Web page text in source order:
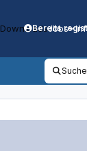
DownloadsJobs
Bereits